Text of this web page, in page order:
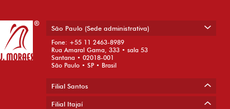
São Paulo (Sede administrativa)
Fone: +55 11 2463-8989
Rua Amaral Gama, 333 • sala 53
Santana • 02018-001
São Paulo • SP • Brasil
Filial Santos
Filial Itajaí